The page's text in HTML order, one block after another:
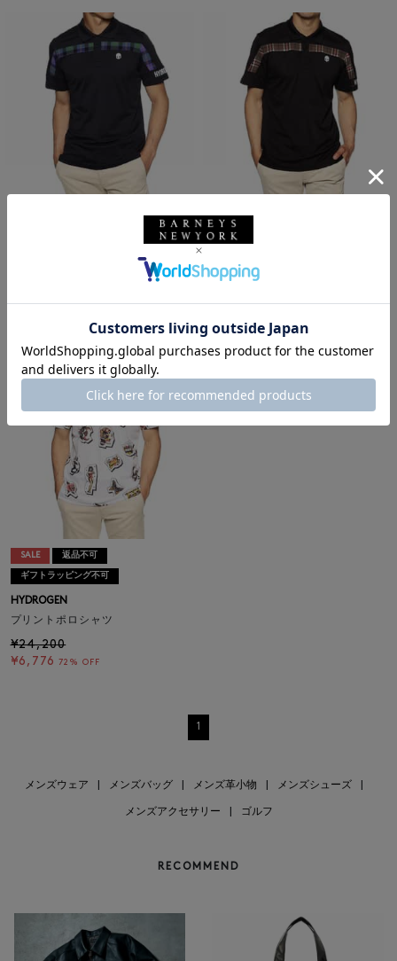
¥24,200
72% OFF
SALE
ギフトラッピング不可
HYDROGEN
ロゴポロシャツ
¥24,200
¥6,776 72% OFF
SALE 返品不可
ギフトラッピング不可
HYDROGEN
プリントポロシャツ
¥24,200
¥6,776 72% OFF
1
メンズウェア メンズバッグ メンズ革小物 メンズシューズ
メンズアクセサリー ゴルフ
RECOMMEND